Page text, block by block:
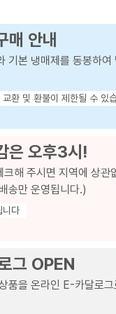
매 안내
기본 냉매제를 동봉하
환 및 환불이 제한될 수 있
은 오후3시!
해 주시면 지역에 상
송만 운영됩니다.)
니다
그 OPEN
품을 온라인 E-카달로